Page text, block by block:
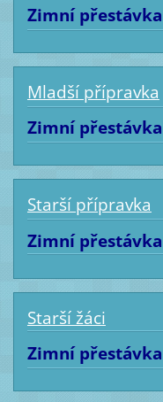
Zimní přestávka
Mladší přípravka
Zimní přestávka
Starší přípravka
Zimní přestávka
Starší žáci
Zimní přestávka